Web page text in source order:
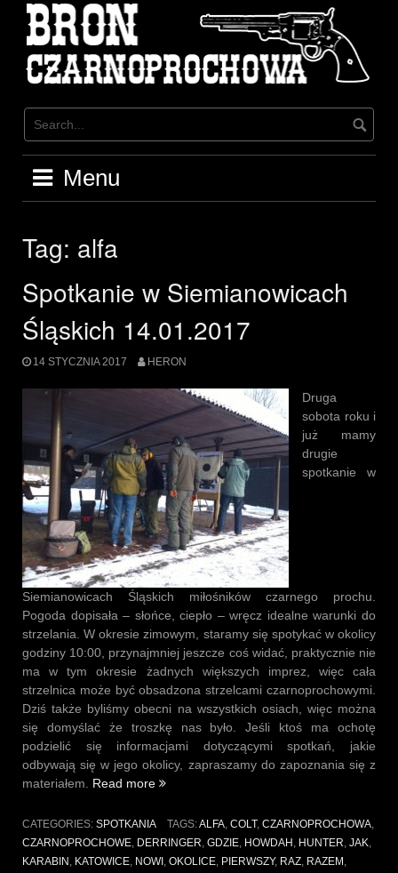
content
Menu
Tag: alfa
Spotkanie w Siemianowicach
Śląskich 14.01.2017
14 STYCZNIA 2017 HERON
Druga
sobota roku i
już mamy
drugie
spotkanie w
Siemianowicach Śląskich miłośników czarnego prochu.
Pogoda dopisała – słońce, ciepło – wręcz idealne warunki do
strzelania. W okresie zimowym, staramy się spotykać w okolicy
godziny 10:00, przynajmniej jeszcze coś widać, praktycznie nie
ma w tym okresie żadnych większych imprez, więc cała
strzelnica może być obsadzona strzelcami czarnoprochowymi.
Dziś także byliśmy obecni na wszystkich osiach, więc można
się domyślać że troszkę nas było. Jeśli ktoś ma ochotę
podzielić się informacjami dotyczącymi spotkań, jakie
odbywają się w jego okolicy, zapraszamy do zapoznania się z
materiałem. Read more „Spotkanie
Siemianowicach
Śląskich
14.01.2017”
CATEGORIES: SPOTKANIA TAGS:ALFA, COLT, CZARNOPROCHOWA,
CZARNOPROCHOWE, DERRINGER, GDZIE, HOWDAH , HUNTER, JAK,
KARABIN , KATOWICE, NOWI , OKOLICE, PIERWSZY, RAZ, RAZEM ,